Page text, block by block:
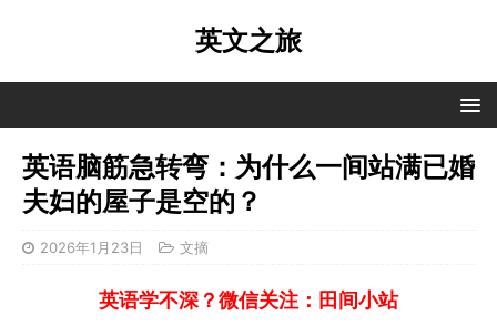
英文之旅
英语脑筋急转弯：为什么一间站满已婚
夫妇的屋子是空的？
2026年1月23日 文摘
英语学不深？微信关注：田间小站